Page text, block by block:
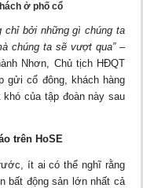
ở phố cổ
chỉ bởi những gì chúng ta
chúng ta sẽ vượt qua” –
Nhơn, Chủ tịch HĐQT
gửi cổ đông, khách hàng
của tập đoàn này sau
trên HoSE
ít ai có thể nghĩ rằng
bất động sản lớn nhất cả